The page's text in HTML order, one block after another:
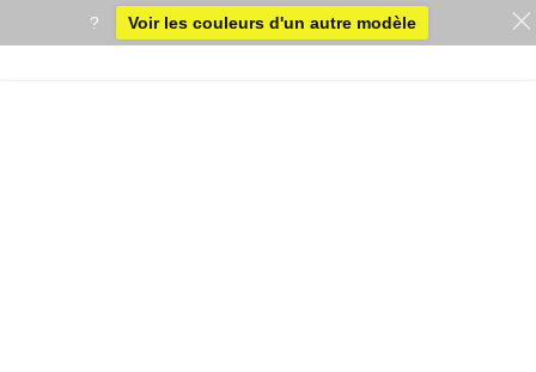
? Voir les couleurs d'un autre modèle